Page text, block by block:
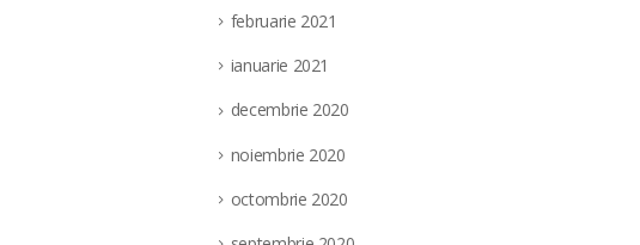
februarie 2021
ianuarie 2021
decembrie 2020
noiembrie 2020
octombrie 2020